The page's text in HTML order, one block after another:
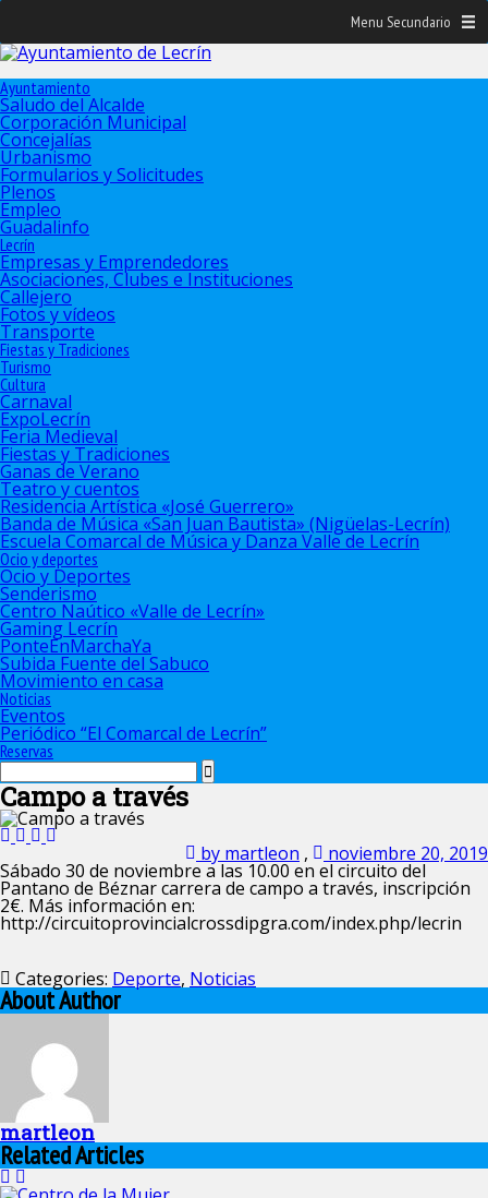
Menu Secundario
Ayuntamiento
Saludo del Alcalde
Corporación Municipal
Concejalías
Urbanismo
Formularios y Solicitudes
Plenos
Empleo
Guadalinfo
Lecrín
Empresas y Emprendedores
Asociaciones, Clubes e Instituciones
Callejero
Fotos y vídeos
Transporte
Fiestas y Tradiciones
Turismo
Cultura
Carnaval
ExpoLecrín
Feria Medieval
Fiestas y Tradiciones
Ganas de Verano
Teatro y cuentos
Residencia Artística «José Guerrero»
Banda de Música «San Juan Bautista» (Nigüelas-Lecrín)
Escuela Comarcal de Música y Danza Valle de Lecrín
Ocio y deportes
Ocio y Deportes
Senderismo
Centro Naútico «Valle de Lecrín»
Gaming Lecrín
PonteEnMarchaYa
Subida Fuente del Sabuco
Movimiento en casa
Noticias
Eventos
Periódico “El Comarcal de Lecrín”
Reservas
Campo a través
by martleon , noviembre 20, 2019
Sábado 30 de noviembre a las 10.00 en el circuito del
Pantano de Béznar carrera de campo a través, inscripción
2€. Más información en:
http://circuitoprovincialcrossdipgra.com/index.php/lecrin
Categories: Deporte, Noticias
About Author
martleon
Related Articles